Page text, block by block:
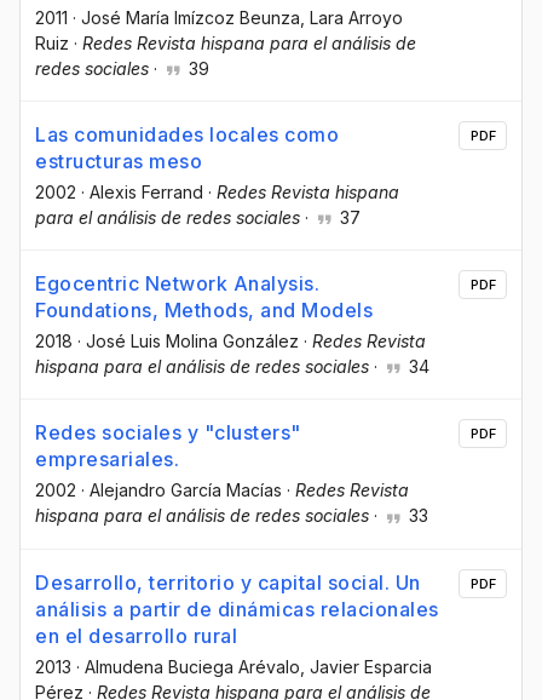
2011 · José María Imízcoz Beunza , Lara Arroyo
Ruiz · Redes Revista hispana para el análisis de
redes sociales · 39
Las comunidades locales como
estructuras meso
2002 · Alexis Ferrand · Redes Revista hispana
para el análisis de redes sociales · 37
PDF
Egocentric Network Analysis.
Foundations, Methods, and Models
2018 · José Luis Molina González · Redes Revista
hispana para el análisis de redes sociales · 34
PDF
Redes sociales y "clusters"
empresariales.
2002 · Alejandro García Macías · Redes Revista
hispana para el análisis de redes sociales · 33
PDF
Desarrollo, territorio y capital social. Un
análisis a partir de dinámicas relacionales
en el desarrollo rural
2013 · Almudena Buciega Arévalo , Javier Esparcia
Pérez · Redes Revista hispana para el análisis de
PDF